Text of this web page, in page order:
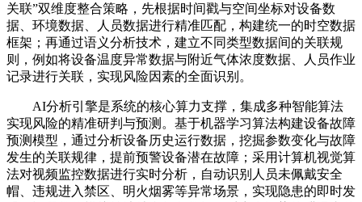
关联”双维度整合策略，先根据时间戳与空间坐标对设备数
据、环境数据、人员数据进行精准匹配，构建统一的时空数据
框架；再通过语义分析技术，建立不同类型数据间的关联规
则，例如将设备温度异常数据与附近气体浓度数据、人员作业
记录进行关联，实现风险因素的全面识别。
AI分析引擎是系统的核心算力支撑，集成多种智能算法
实现风险的精准研判与预测。基于机器学习算法构建设备故障
预测模型，通过分析设备历史运行数据，挖掘参数变化与故障
发生的关联规律，提前预警设备潜在故障；采用计算机视觉算
法对视频监控数据进行实时分析，自动识别人员未佩戴安全
帽、违规进入禁区、明火烟雾等异常场景，实现隐患的即时发